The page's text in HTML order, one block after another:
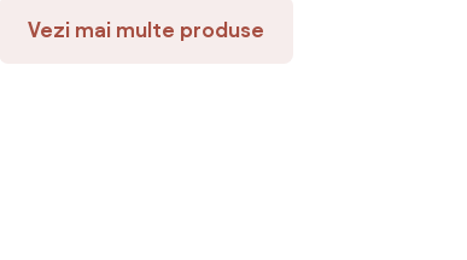
Vezi mai multe produse